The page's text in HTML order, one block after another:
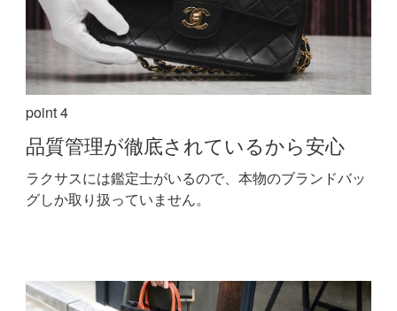
point 4
品質管理が徹底されているから安心
ラクサスには鑑定士がいるので、本物のブランドバッ
グしか取り扱っていません。